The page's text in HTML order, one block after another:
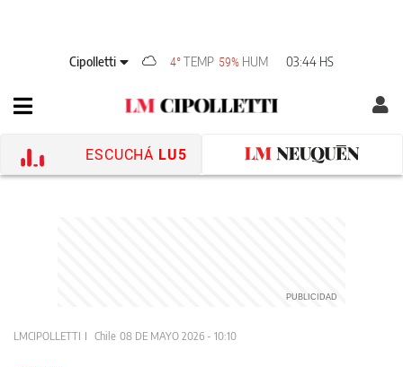
Cipolletti 4°TEMP 59% HUM 03:44 HS
ESCUCHÁ LU5
LMCIPOLLETTI Chile 08 DE MAYO 2026 - 10:10